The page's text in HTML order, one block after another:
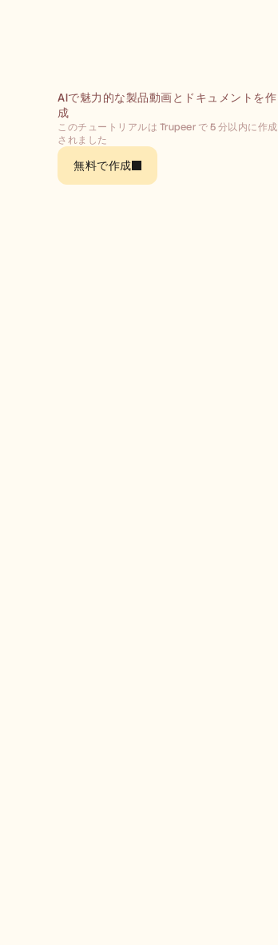
AIで魅力的な製品動画とドキュメントを作
成
このチュートリアルは Trupeer で 5 分以内に作成
されました
無料で作成